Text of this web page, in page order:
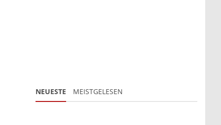
NEUESTE MEISTGELESEN